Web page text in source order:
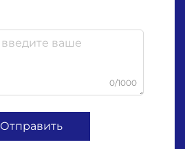
0/1000
Отправить